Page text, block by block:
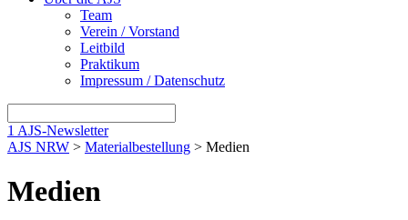
Team
Verein / Vorstand
Leitbild
Praktikum
Impressum / Datenschutz
1 AJS-Newsletter
AJS NRW > Materialbestellung > Medien
Medien